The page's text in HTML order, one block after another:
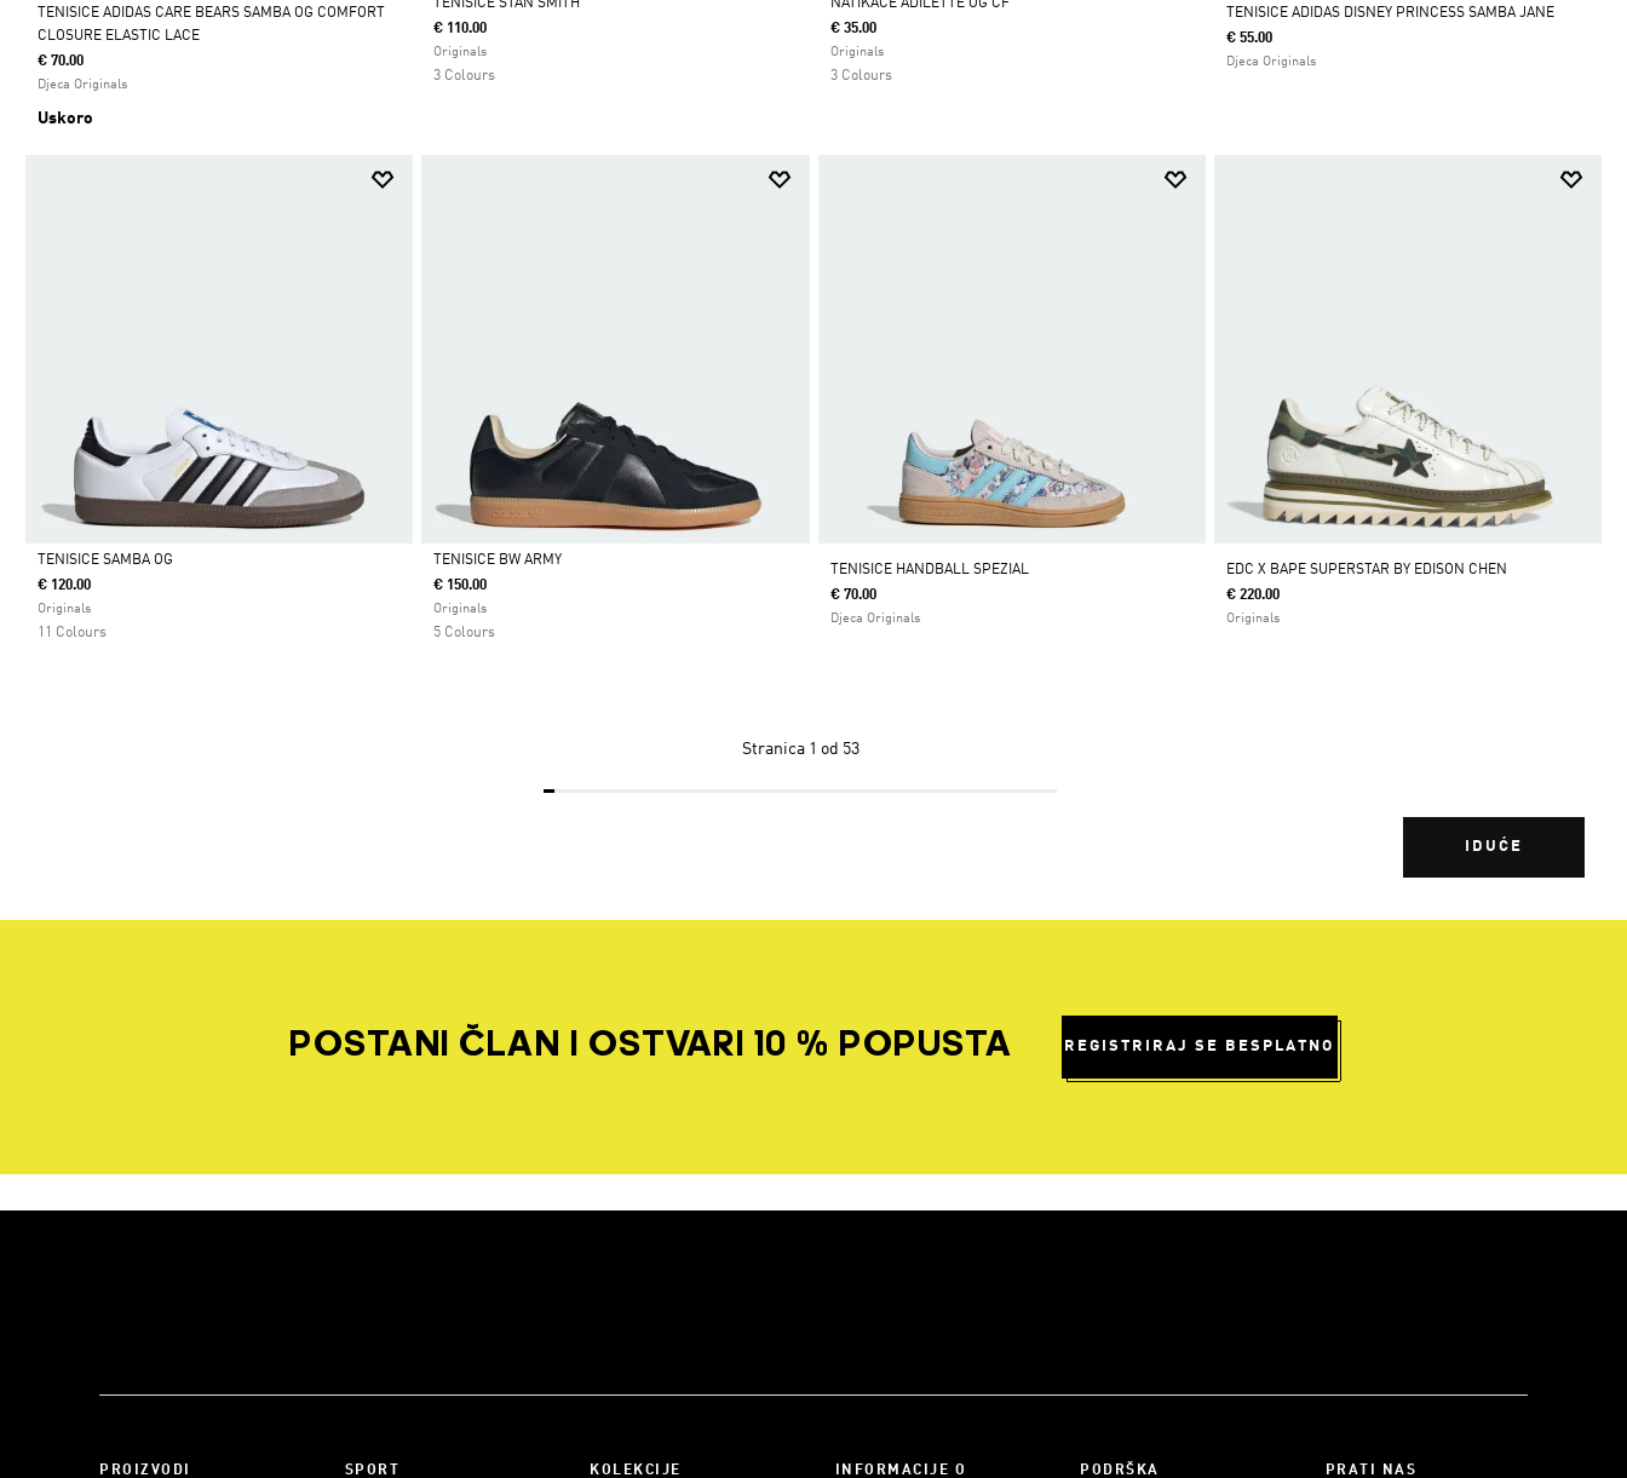
TENISICE ADIDAS CARE BEARS SAMBA OG COMFORT
CLOSURE ELASTIC LACE
€ 70.00
Djeca Originals
Uskoro
Da
TENISICE STAN SMITH
€ 110.00
Originals
3 Colours
Da
NATIKAČE ADILETTE OG CF
€ 35.00
Originals
3 Colours
TENISICE ADIDAS DISNEY PRINCESS SAMBA JANE
€ 55.00
Djeca Originals
Da
TENISICE SAMBA OG
€ 120.00
Originals
11 Colours
Da
TENISICE BW ARMY
€ 150.00
Originals
5 Colours
TENISICE HANDBALL SPEZIAL
€ 70.00
Djeca Originals
EDC X BAPE SUPERSTAR BY EDISON CHEN
€ 220.00
Originals
Stranica 1 od 53
IDUĆE
POSTANI ČLAN I OSTVARI 10 % POPUSTA REGISTRIRAJ SE BESPLATNO
PROIZVODI SPORT KOLEKCIJE INFORMACIJE O PODRŠKA PRATI NAS